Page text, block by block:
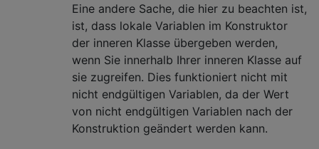
Eine andere Sache, die hier zu beachten ist,
ist, dass lokale Variablen im Konstruktor
der inneren Klasse übergeben werden,
wenn Sie innerhalb Ihrer inneren Klasse auf
sie zugreifen. Dies funktioniert nicht mit
nicht endgültigen Variablen, da der Wert
von nicht endgültigen Variablen nach der
Konstruktion geändert werden kann.